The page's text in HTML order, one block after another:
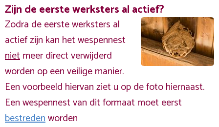
Zijn de eerste werksters al actief?
Zodra de eerste werksters al
actief zijn kan het wespennest
nietmeer direct verwijderd
worden op een veilige manier.
Een voorbeeld hiervan ziet u op de foto hiernaast.
Een wespennest van dit formaat moet eerst
bestredenworden